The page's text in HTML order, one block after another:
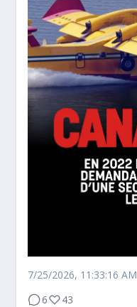
7/25/2026, 11:33:16 AM
6
43